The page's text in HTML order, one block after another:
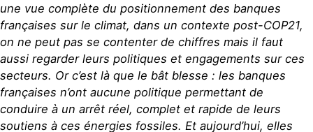
une vue complète du positionnement des banques
françaises sur le climat, dans un contexte post-COP21,
on ne peut pas se contenter de chiffres mais il faut
aussi regarder leurs politiques et engagements sur ces
secteurs. Or c’est là que le bât blesse : les banques
françaises n’ont aucune politique permettant de
conduire à un arrêt réel, complet et rapide de leurs
soutiens à ces énergies fossiles. Et aujourd’hui, elles